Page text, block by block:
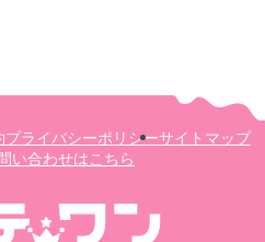
プライバシーポリシーサイトマップ
い合わせはこちら